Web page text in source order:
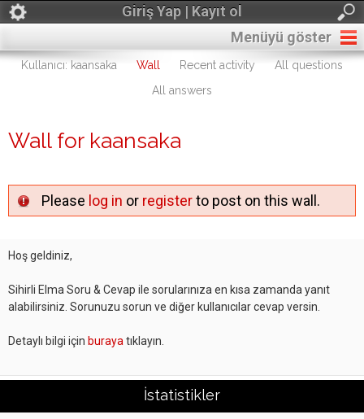
Giriş Yap | Kayıt ol
Menüyü göster
Kullanıcı: kaansaka Wall Recent activity
All questions
All answers
Wall for kaansaka
Please log in or registerto post on this wall.
Hoş geldiniz,
Sihirli Elma Soru & Cevap ile sorularınıza en kısa zamanda yanıt
alabilirsiniz. Sorunuzu sorun ve diğer kullanıcılar cevap versin.
Detaylı bilgi için buraya tıklayın.
İstatistikler